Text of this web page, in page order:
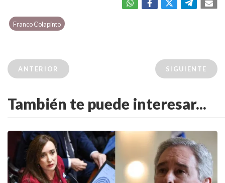
Franco Colapinto
ANTERIOR SIGUIENTE
También te puede interesar...